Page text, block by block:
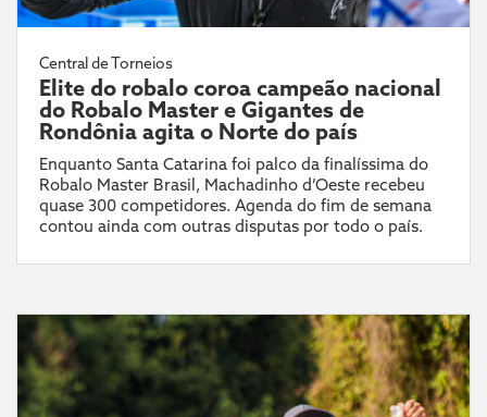
Central de Torneios
Elite do robalo coroa campeão nacional
do Robalo Master e Gigantes de
Rondônia agita o Norte do país
Enquanto Santa Catarina foi palco da finalíssima do
Robalo Master Brasil, Machadinho d’Oeste recebeu
quase 300 competidores. Agenda do fim de semana
contou ainda com outras disputas por todo o país.